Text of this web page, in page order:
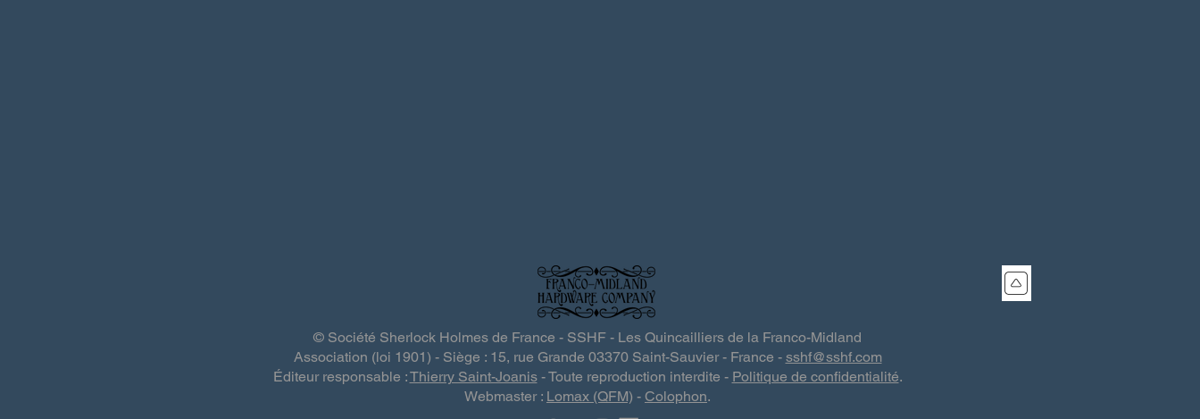
© Société Sherlock Holmes de France - SSHF - Les Quincailliers de la Franco-Midland
Association (loi 1901) - Siège : 15, rue Grande 03370 Saint-Sauvier - France - sshf@sshf.com
Éditeur responsable :Thierry Saint-Joanis- Toute reproduction interdite - Politique de confidentialité.
Webmaster : Lomax (QFM) - Colophon.